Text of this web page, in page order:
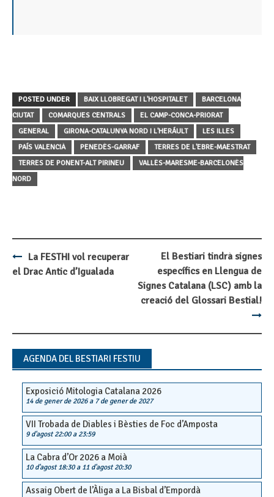
POSTED UNDER BAIX LLOBREGAT I L'HOSPITALET
BARCELONA
CIUTAT
COMARQUES CENTRALS
EL CAMP-CONCA-PRIORAT
GENERAL
GIRONA-CATALUNYA NORD I L'HERÁULT
LES ILLES
PAÍS VALENCIÀ
PENEDÈS-GARRAF
TERRES DE L'EBRE-MAESTRAT
TERRES DE PONENT-ALT PIRINEU
VALLÈS-MARESME-BARCELONÈS
NORD
Post
La FESTHI vol recuperar
el Drac Antic d’Igualada
El Bestiari tindrà signes
específics en Llengua de
Signes Catalana (LSC) amb la
creació del Glossari Bestial!
AGENDA DEL BESTIARI FESTIU
Exposició Mitologia Catalana 2026
14 de gener de 2026a 7 de gener de 2027
VII Trobada de Diables i Bèsties de Foc d’Amposta
9 d'agost 22:00a 23:59
La Cabra d’Or 2026 a Moià
10 d'agost 18:30a 11 d'agost 20:30
Assaig Obert de l’Àliga a La Bisbal d’Empordà